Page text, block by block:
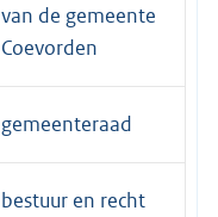
van de gemeente
Coevorden
gemeenteraad
bestuur en recht